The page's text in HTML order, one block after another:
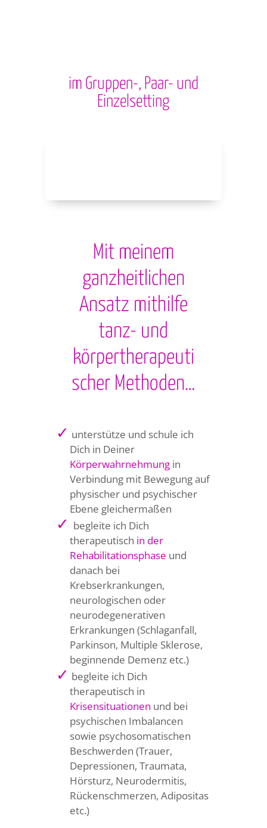
im Gruppen-, Paar- und
Einzelsetting
Mit meinem
ganzheitlichen
Ansatz mithilfe
tanz- und
körpertherapeuti
scher Methoden…
✓ unterstütze und schule ich
Dich in Deiner
Körperwahrnehmung in
Verbindung mit Bewegung auf
physischer und psychischer
Ebene gleichermaßen
✓ begleite ich Dich
therapeutisch in der
Rehabilitationsphase und
danach bei
Krebserkrankungen,
neurologischen oder
neurodegenerativen
Erkrankungen (Schlaganfall,
Parkinson, Multiple Sklerose,
beginnende Demenz etc.)
✓ begleite ich Dich
therapeutisch in
Krisensituationen und bei
psychischen Imbalancen
sowie psychosomatischen
Beschwerden (Trauer,
Depressionen, Traumata,
Hörsturz, Neurodermitis,
Rückenschmerzen, Adipositas
etc.)